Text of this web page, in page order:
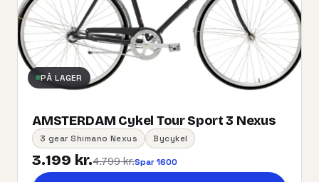
PÅ LAGER
AMSTERDAM Cykel Tour Sport 3 Nexus
3 gear Shimano Nexus Bycykel
3.199 kr.4.799 kr.Spar 1600